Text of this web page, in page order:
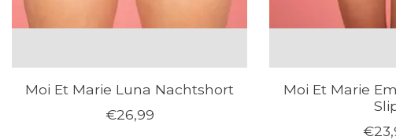
Moi Et Marie Luna Nachtshort
€26,99
Moi Et Marie